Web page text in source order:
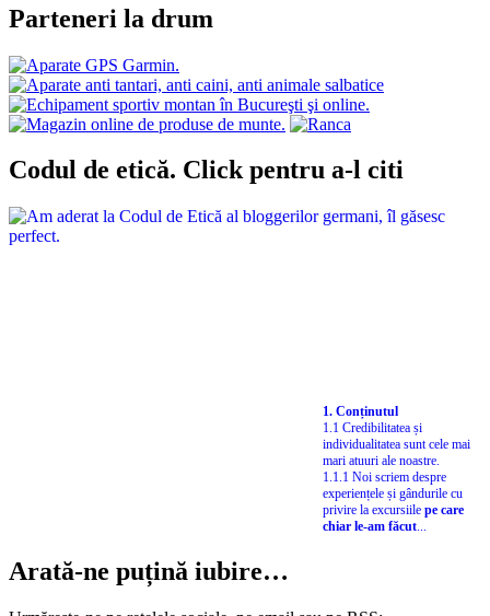
Parteneri la drum
Codul de etică. Click pentru a-l citi
1. Conținutul
1.1 Credibilitatea și
individualitatea sunt cele mai
mari atuuri ale noastre.
1.1.1 Noi scriem despre
experiențele și gândurile cu
privire la excursiile pe care
chiar le-am făcut...
Arată-ne puțină iubire…